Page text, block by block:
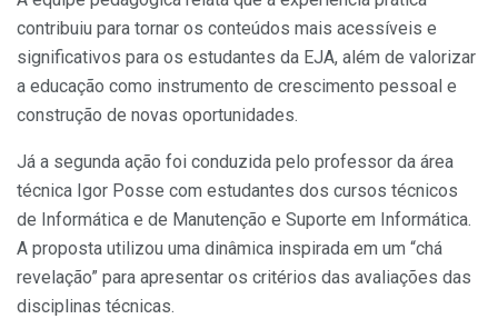
contribuiu para tornar os conteúdos mais acessíveis e
significativos para os estudantes da EJA, além de valorizar
a educação como instrumento de crescimento pessoal e
construção de novas oportunidades.
Já a segunda ação foi conduzida pelo professor da área
técnica Igor Posse com estudantes dos cursos técnicos
de Informática e de Manutenção e Suporte em Informática.
A proposta utilizou uma dinâmica inspirada em um “chá
revelação” para apresentar os critérios das avaliações das
disciplinas técnicas.